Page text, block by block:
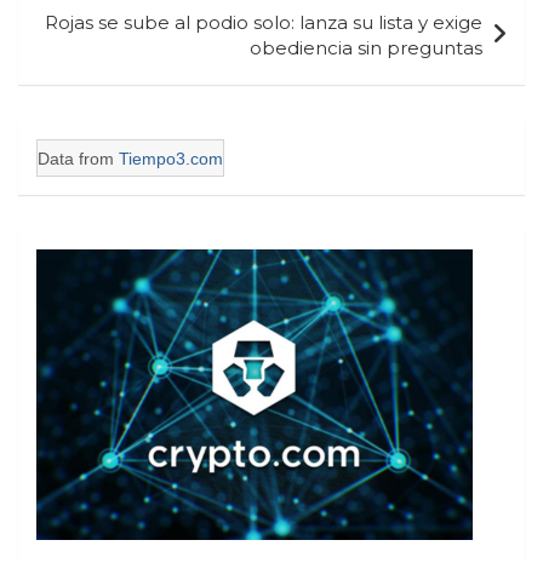
Rojas se sube al podio solo: lanza su lista y exige
obediencia sin preguntas
Data from Tiempo3.com